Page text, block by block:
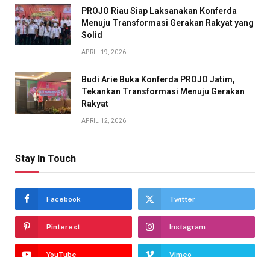
PROJO Riau Siap Laksanakan Konferda
Menuju Transformasi Gerakan Rakyat yang
Solid
APRIL 19, 2026
Budi Arie Buka Konferda PROJO Jatim,
Tekankan Transformasi Menuju Gerakan
Rakyat
APRIL 12, 2026
Stay In Touch
Facebook Twitter
Pinterest Instagram
YouTube Vimeo